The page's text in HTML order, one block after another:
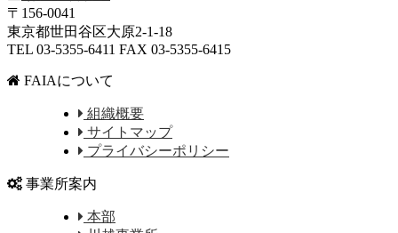
〒156-0041
東京都世田谷区大原2-1-18
TEL 03-5355-6411 FAX 03-5355-6415
FAIAについて
組織概要
サイトマップ
プライバシーポリシー
事業所案内
本部